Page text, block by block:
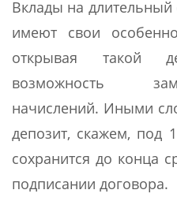
Вклады на
имеют свои
открывая такой
возможность
начислений. Иными
депозит, скажем, под
сохранится до конца
подписании договора.